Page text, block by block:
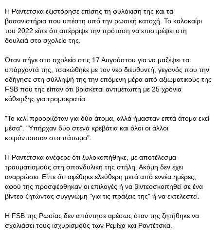
Η Ραντέτσκα εξιστόρησε επίσης τη φυλάκιση της και τα
βασανιστήρια που υπέστη υπό την ρωσική κατοχή. Το καλοκαίρι
του 2022 είπε ότι απέρριψε την πρόταση να επιστρέψει στη
δουλειά στο σχολείο της.
Όταν πήγε στο σχολείο στις 17 Αυγούστου για να μαζέψει τα
υπάρχοντά της, τσακώθηκε με τον νέο διευθυντή, γεγονός που την
οδήγησε στη σύλληψή της την επόμενη μέρα από αξιωματικούς της
FSB που της είπαν ότι βρίσκεται αντιμέτωπη με 25 χρόνια
κάθειρξης για τρομοκρατία.
"Το κελί προοριζόταν για δύο άτομα, αλλά ήμασταν επτά άτομα εκεί
μέσα". "Υπήρχαν δύο στενά κρεβάτια και όλοι οι άλλοι
κοιμόντουσαν στο πάτωμα".
Η Ραντέτσκα ανέφερε ότι ξυλοκοπήθηκε, με αποτέλεσμα
τραυματισμούς στη σπονδυλική της στήλη. Ακόμη δεν έχει
αναρρώσει. Είπε ότι αφέθηκε ελεύθερη μετά από εννέα ημέρες,
αφού της προσφέρθηκαν οι επιλογές ή να βιντεοσκοπηθεί σε ένα
βίντεο ζητώντας συγγνώμη "για τις πράξεις της" ή να εκτελεστεί.
Η FSB της Ρωσίας δεν απάντησε αμέσως όταν της ζητήθηκε να
σχολιάσει τους ισχυρισμούς των Ρεμίχα και Ραντέτσκα.